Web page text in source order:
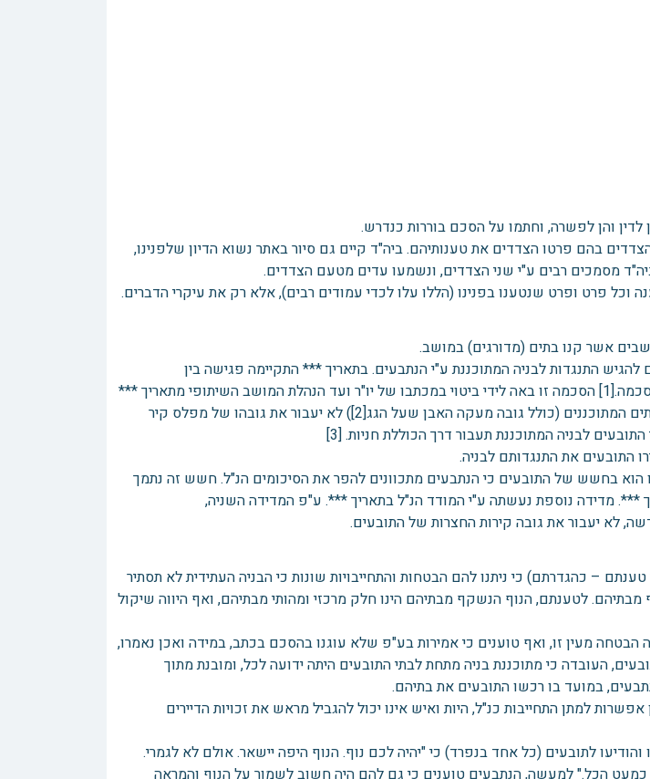
והן לפשרה, וחתמו על הסכם בוררות כנדרש.
בהם פרטו הצדדים את טענותיהם. ביה"ד קיים גם סיור באתר נשוא הדיון שלפנינו,
מסמכים רבים ע"י שני הצדדים, ונשמעו עדים מטעם הצדדים.
וכל פרט ופרט שנטענו בפנינו (הללו עלו לכדי עמודים רבים), אלא רק את עיקרי הדברים.
אשר קנו בתים (מדורגים) במושב.
התנגדות לבניה המתוכננת ע"י הנתבעים. בתאריך *** התקיימה פגישה בין
מתאריך ***
ג. ע"פ הסיכום הנ"ל, גגות הבתים המתוכננים (כולל גובה מעקה האבן שעל הגג[2]) לא יעבור את גובהו של מפלס קיר
לבניה המתוכננת תעבור דרך הכוללת חניות. [3]
את התנגדותם לבניה.
בחשש של התובעים כי הנתבעים מתכוונים להפר את הסיכומים הנ"ל. חשש זה נתמך
***. מדידה נוספת נעשתה ע"י המודד הנ"ל בתאריך ***. ע"פ המדידה השניה,
לא יעבור את גובה קירות החצרות של התובעים.
– כהגדרתם) כי ניתנו להם הבטחות והתחייבויות שונות כי הבניה העתידית לא תסתיר
לטענתם, הנוף הנשקף מבתיהם הינו חלק מרכזי ומהותי מבתיהם, ואף היווה שיקול
מעין זו, ואף טוענים כי אמירות בע"פ שלא עוגנו בהסכם בכתב, במידה ואכן נאמרו,
העובדה כי מתוכננת בניה מתחת לבתי התובעים היתה ידועה לכל, ומובנת מתוך
במועד בו רכשו התובעים את בתיהם.
למתן התחייבות כנ"ל, היות ואיש אינו יכול להגביל מראש את זכויות הדיירים
טוענים[5] כי חזרו והודיעו לתובעים (כל אחד בנפרד) כי "יהיה לכם נוף. הנוף היפה יישאר. אולם לא לגמרי.
כמעט הכל." למעשה, הנתבעים טוענים כי גם להם היה חשוב לשמור על הנוף והמראה